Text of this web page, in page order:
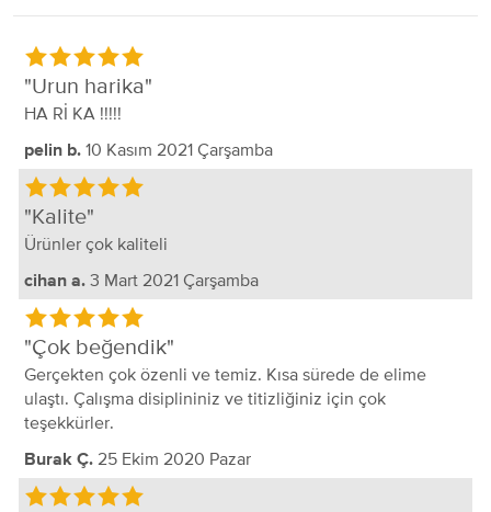
Urun harika
HA Rİ KA !!!!!
pelin b. 10 Kasım 2021 Çarşamba
Kalite
Ürünler çok kaliteli
cihan a. 3 Mart 2021 Çarşamba
Çok beğendik
Gerçekten çok özenli ve temiz. Kısa sürede de elime
ulaştı. Çalışma disiplininiz ve titizliğiniz için çok
teşekkürler.
Burak Ç. 25 Ekim 2020 Pazar